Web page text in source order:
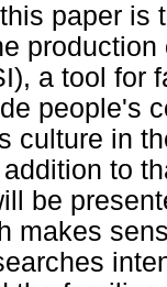
paper is
a tool for
people's
culture in
to
be
makes